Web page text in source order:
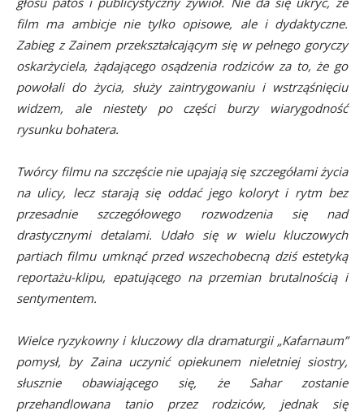
film ma ambicje nie tylko opisowe, ale i dydaktyczne.
Zabieg z Zainem przekształcającym się w pełnego goryczy
oskarżyciela, żądającego osądzenia rodziców za to, że go
powołali do życia, służy zaintrygowaniu i wstrząśnięciu
widzem, ale niestety po części burzy wiarygodność
rysunku bohatera.
Twórcy filmu na szczęście nie upajają się szczegółami życia
na ulicy, lecz starają się oddać jego koloryt i rytm bez
przesadnie szczegółowego rozwodzenia się nad
drastycznymi detalami. Udało się w wielu kluczowych
partiach filmu umknąć przed wszechobecną dziś estetyką
reportażu-klipu, epatującego na przemian brutalnością i
sentymentem.
Wielce ryzykowny i kluczowy dla dramaturgii „Kafarnaum”
pomysł, by Zaina uczynić opiekunem nieletniej siostry,
słusznie obawiającego się, że Sahar zostanie
przehandlowana tanio przez rodziców, jednak się